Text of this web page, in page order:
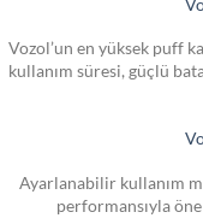
Vozol’un en yüksek puff
kullanım süresi, güçlü
Ayarlanabilir kullanım
performansıyla